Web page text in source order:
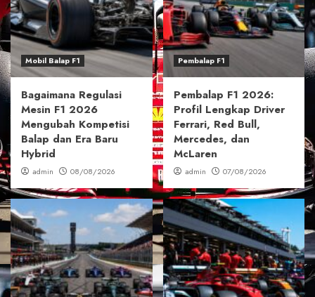
Mobil Balap F1
Bagaimana Regulasi
Mesin F1 2026
Mengubah Kompetisi
Balap dan Era Baru
Hybrid
admin 08/08/2026
Pembalap F1
Pembalap F1 2026:
Profil Lengkap Driver
Ferrari, Red Bull,
Mercedes, dan
McLaren
admin 07/08/2026